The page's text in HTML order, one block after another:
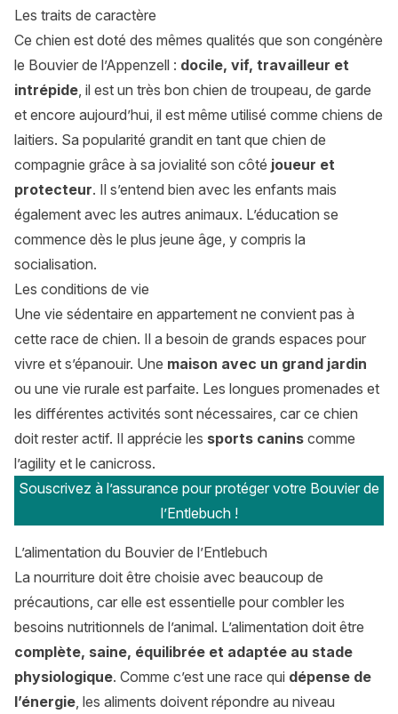
Les traits de caractère
Ce chien est doté des mêmes qualités que son congénère
le Bouvier de l’Appenzell : docile, vif, travailleur et
intrépide, il est un très bon chien de troupeau, de garde
et encore aujourd’hui, il est même utilisé comme chiens de
laitiers. Sa popularité grandit en tant que chien de
compagnie grâce à sa jovialité son côté joueur et
protecteur. Il s’entend bien avec les enfants mais
également avec les autres animaux. L’éducation se
commence dès le plus jeune âge, y compris la
socialisation.
Les conditions de vie
Une vie sédentaire en appartement ne convient pas à
cette race de chien. Il a besoin de grands espaces pour
vivre et s’épanouir. Une maison avec un grand jardin
ou une vie rurale est parfaite. Les longues promenades et
les différentes activités sont nécessaires, car ce chien
doit rester actif. Il apprécie les sports canins comme
l’agility et le canicross.
Souscrivez à l’assurance pour protéger votre Bouvier de
l’Entlebuch !
L’alimentation du Bouvier de l’Entlebuch
La nourriture doit être choisie avec beaucoup de
précautions, car elle est essentielle pour combler les
besoins nutritionnels de l’animal. L’alimentation doit être
complète, saine, équilibrée et adaptée au stade
physiologique. Comme c’est une race qui dépense de
l’énergie, les aliments doivent répondre au niveau